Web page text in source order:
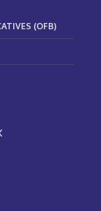
(OFB)